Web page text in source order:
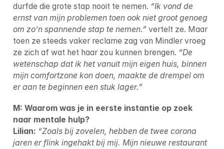
durfde die grote stap nooit te nemen. “Ik vond de
ernst van mijn problemen toen ook niet groot genoeg
om zo’n spannende stap te nemen.” vertelt ze. Maar
toen ze steeds vaker reclame zag van Mindler vroeg
ze zich af wat het haar zou kunnen brengen. “De
wetenschap dat ik het vanuit mijn eigen huis, binnen
mijn comfortzone kon doen, maakte de drempel om
er aan te beginnen een stuk lager.”
M: Waarom was je in eerste instantie op zoek
naar mentale hulp?
Lilian: “Zoals bij zovelen, hebben de twee corona
jaren er flink ingehakt bij mij. Mijn nieuwe restaurant